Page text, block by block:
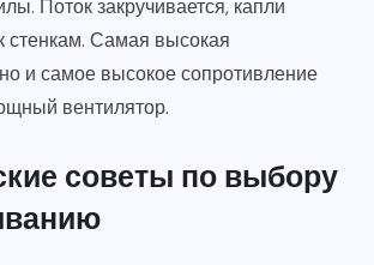
Поток закручивается, капли
стенкам. Самая высокая
и самое высокое сопротивление
вентилятор.
советы по выбору